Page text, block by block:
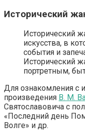
Исторический
Исторический
искусства, в
события и
Исторический
портретным,
Для ознакомления с
произведения В. М.
Святославовича с
«Последний день
Волге» и др.